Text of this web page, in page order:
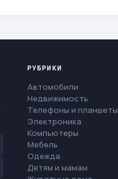
РУБРИКИ
Автомобили
Недвижимость
Телефоны и планшеты
Электроника
Компьютеры
Мебель
Одежда
Детям и мамам